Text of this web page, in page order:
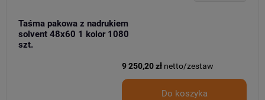
Taśma pakowa z nadrukiem
solvent 48x60 1 kolor 1080
szt.
9 250,20 zł netto/zestaw
Do koszyka